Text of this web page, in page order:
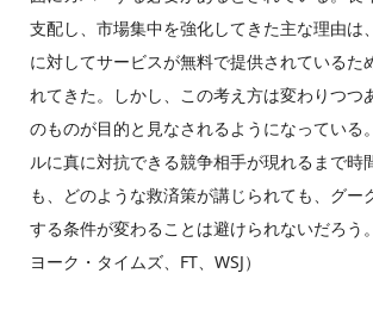
支配し、市場集中を強化してきた主な理由は
に対してサービスが無料で提供されているた
れてきた。しかし、この考え方は変わりつつ
のものが目的と見なされるようになっている
ルに真に対抗できる競争相手が現れるまで時
も、どのような救済策が講じられても、グー
する条件が変わることは避けられないだろう
ヨーク・タイムズ、FT、WSJ）